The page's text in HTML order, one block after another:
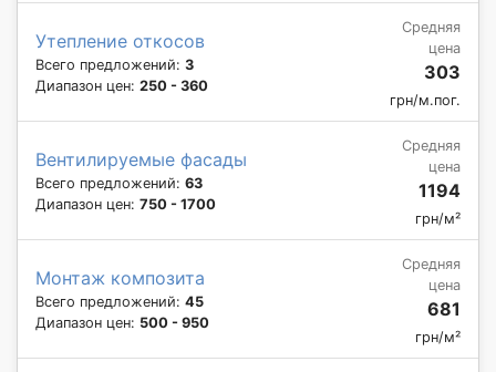
Утепление откосов
Всего предложений: 3
Диапазон цен: 250 - 360
Средняя
цена
303
грн/м.пог.
Вентилируемые фасады
Всего предложений: 63
Диапазон цен: 750 - 1700
Средняя
цена
1194
грн/м²
Монтаж композита
Всего предложений: 45
Диапазон цен: 500 - 950
Средняя
цена
681
грн/м²